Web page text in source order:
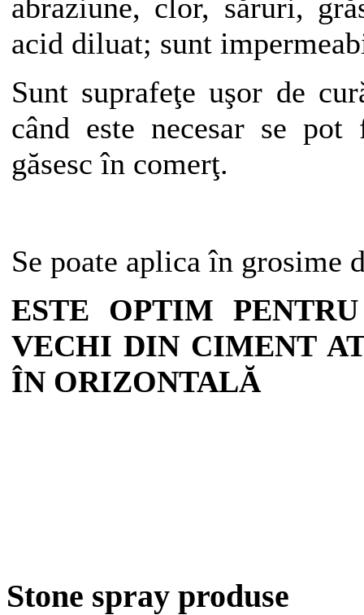
abraziune, clor, săruri,
acid diluat; sunt
Sunt suprafeţe uşor de
când este necesar se
găsesc în comerţ.
Se poate aplica în grosime
ESTE OPTIM
VECHI DIN CIMENT
ÎN ORIZONTALĂ
Stone spray produse